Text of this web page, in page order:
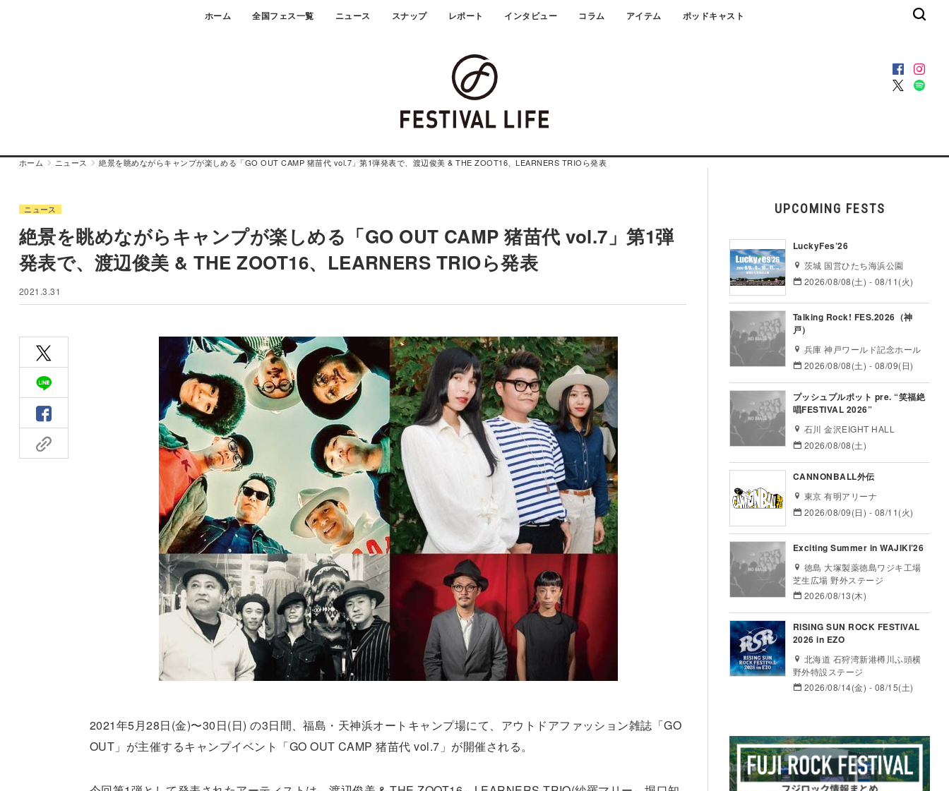
ホーム 全国フェス一覧 ニュース スナップ レポート インタビュー コラム アイテム ポッドキャスト
ホーム ニュース 絶景を眺めながらキャンプが楽しめる「GO OUT CAMP 猪苗代 vol.7」第1弾発表で、渡辺俊美 & THE ZOOT16、LEARNERS TRIOら発表
ニュース
絶景を眺めながらキャンプが楽しめる「GO OUT CAMP 猪苗代 vol.7」第1弾
発表で、渡辺俊美 & THE ZOOT16、LEARNERS TRIOら発表
2021.3.31
2021年5月28日(金)〜30日(日) の3日間、福島・天神浜オートキャンプ場にて、アウトドアファッション雑誌「GO
OUT」が主催するキャンプイベント「GO OUT CAMP 猪苗代 vol.7」が開催される。
UPCOMING FESTS
LuckyFes’26
茨城 国営ひたち海浜公園
2026/08/08(土) - 08/11(火)
Talking Rock! FES.2026（神
戸）
兵庫 神戸ワールド記念ホール
2026/08/08(土) - 08/09(日)
プッシュプルポット pre. “笑福絶
唱FESTIVAL 2026”
石川 金沢EIGHT HALL
2026/08/08(土)
CANNONBALL外伝
東京 有明アリーナ
2026/08/09(日) - 08/11(火)
Exciting Summer in WAJIKI’26
徳島 大塚製薬徳島ワジキ工場
芝生広場 野外ステージ
2026/08/13(木)
RISING SUN ROCK FESTIVAL
2026 in EZO
北海道 石狩湾新港樽川ふ頭横
野外特設ステージ
2026/08/14(金) - 08/15(土)